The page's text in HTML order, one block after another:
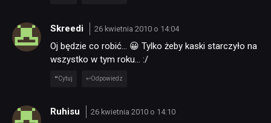
Skreedi 26 kwietnia 2010 o 14:04
Oj będzie co robić… 😀 Tylko żeby kaski starczyło na
wszystko w tym roku… :/
Cytuj Odpowiedz
Ruhisu 26 kwietnia 2010 o 14:10